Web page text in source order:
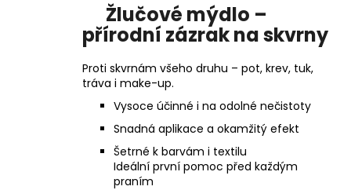
Žlučové mýdlo –
přírodní zázrak na skvrny
Proti skvrnám všeho druhu – pot, krev, tuk,
tráva i make-up.
Vysoce účinné i na odolné nečistoty
Snadná aplikace a okamžitý efekt
Šetrné k barvám i textilu
Ideální první pomoc před každým
praním